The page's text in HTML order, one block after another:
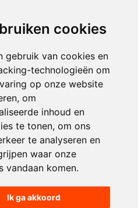
cookies
gebruik van cookies en
technologieën om
op onze website
om
inhoud en
te tonen, om ons
te analyseren en
waar onze
vandaan komen.
Ik ga akkoord